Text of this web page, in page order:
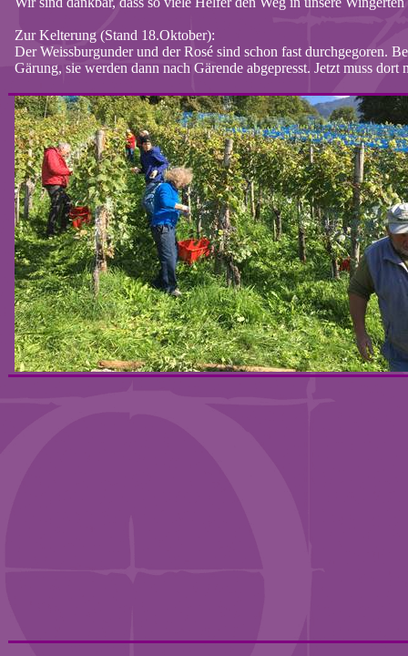
ZurKelterung(Stand 18.Oktober):
Der Weissburgunder und der Rosé sind schon fast durchgegoren.
Gärung, sie werden dann nach Gärende abgepresst. Jetzt muss